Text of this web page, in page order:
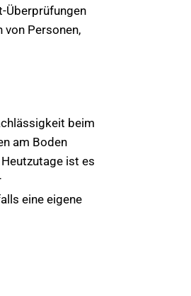
Überprüfungen
Personen,
beim
am Boden
ist es
eine eigene